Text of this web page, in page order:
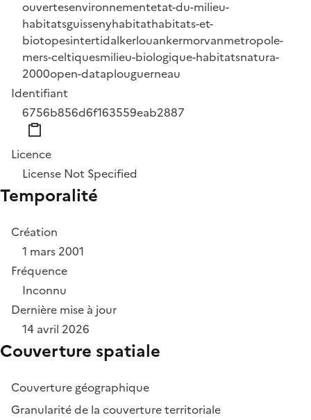
ouvertesenvironnementetat-du-milieu-
habitatsguissenyhabitathabitats-et-
biotopesintertidalkerlouankermorvanmetropole-
mers-celtiquesmilieu-biologique-habitatsnatura-
2000open-dataplouguerneau
Identifiant
6756b856d6f163559eab2887
Licence
License Not Specified
Temporalité
Création
1 mars 2001
Fréquence
Inconnu
Dernière mise à jour
14 avril 2026
Couverture spatiale
Couverture géographique
Granularité de la couverture territoriale